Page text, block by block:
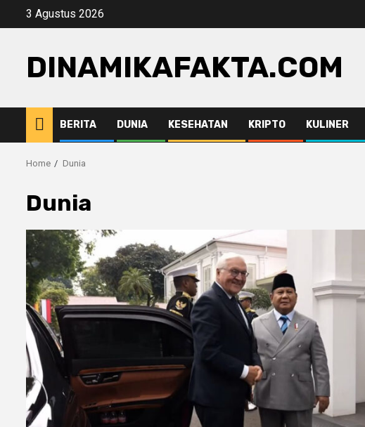
3 Agustus 2026
DINAMIKAFAKTA.COM
BERITA DUNIA KESEHATAN KRIPTO KULINER
Home Dunia
Dunia